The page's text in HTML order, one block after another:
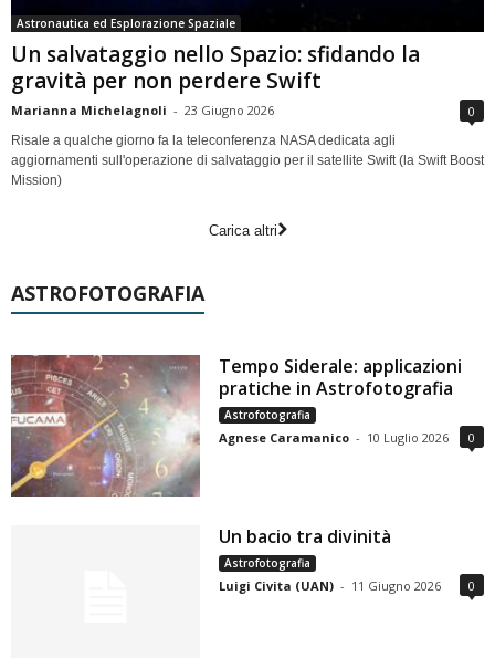
Astronautica ed Esplorazione Spaziale
Un salvataggio nello Spazio: sfidando la
gravità per non perdere Swift
Marianna Michelagnoli - 23 Giugno 2026 0
Risale a qualche giorno fa la teleconferenza NASA dedicata agli
aggiornamenti sull'operazione di salvataggio per il satellite Swift (la Swift Boost
Mission)
Carica altri
ASTROFOTOGRAFIA
Tempo Siderale: applicazioni
pratiche in Astrofotografia
Astrofotografia
Agnese Caramanico - 10 Luglio 2026 0
Un bacio tra divinità
Astrofotografia
Luigi Civita (UAN) - 11 Giugno 2026 0